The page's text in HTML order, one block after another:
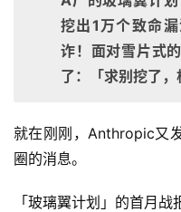
挖出1万个致命
诈！面对雪片式
了：「求别挖了，
就在刚刚，Anthropic又
圈的消息。
「玻璃翼计划」的首月战